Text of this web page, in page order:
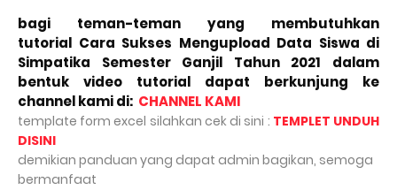
bagi teman-teman yang membutuhkan
tutorial Cara Sukses Mengupload Data Siswa di
Simpatika Semester Ganjil Tahun 2021 dalam
bentuk video tutorial dapat berkunjung ke
channel kami di: CHANNEL KAMI
template form excel silahkan cek di sini : TEMPLET UNDUH
DISINI
demikian panduan yang dapat admin bagikan, semoga
bermanfaat